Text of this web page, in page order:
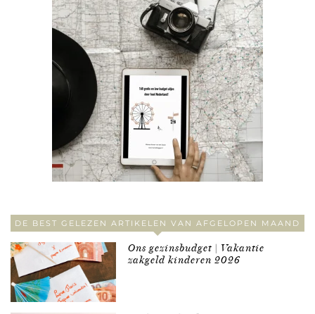
DE BEST GELEZEN ARTIKELEN VAN AFGELOPEN MAAND
Ons gezinsbudget | Vakantie
zakgeld kinderen 2026